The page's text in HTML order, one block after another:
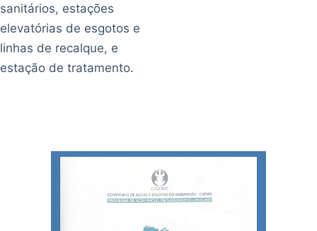
sanitários, estações
elevatórias de esgotos e
linhas de recalque, e
estação de tratamento.